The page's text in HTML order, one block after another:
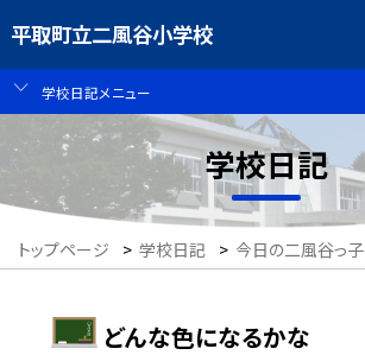
平取町立二風谷小学校
学校日記メニュー
学校日記
トップページ > 学校日記 > 今日の二風谷っ子
どんな色になるかな